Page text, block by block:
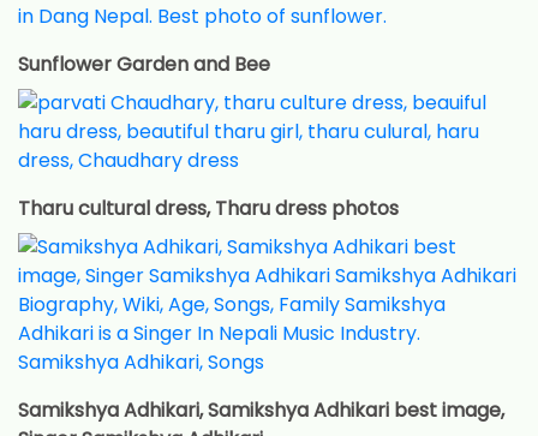
Sunflower Garden and Bee
Tharu cultural dress, Tharu dress photos
Samikshya Adhikari, Samikshya Adhikari best image,